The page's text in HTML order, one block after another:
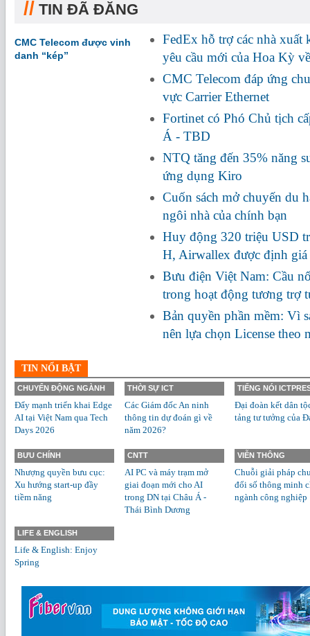
// TIN ĐÃ ĐĂNG
CMC Telecom được vinh
danh “kép”
FedEx hỗ trợ các nhà xuất
yêu cầu mới của Hoa Kỳ
CMC Telecom đáp ứng
vực Carrier Ethernet
Fortinet có Phó Chủ tịch
Á - TBD
NTQ tăng đến 35% năng
ứng dụng Kiro
Cuốn sách mở chuyến du
ngôi nhà của chính bạn
Huy động 320 triệu USD
H, Airwallex được định
Bưu điện Việt Nam: Cầu
trong hoạt động tương trợ
Bản quyền phần mềm: Vì
nên lựa chọn License theo
TIN NỔI BẬT
CHUYỂN ĐỘNG NGÀNH
Đẩy mạnh triển khai Edge
AI tại Việt Nam qua Tech
Days 2026
THỜI SỰ ICT
Các Giám đốc An ninh
thông tin dự đoán gì về
năm 2026?
TIẾNG NÓI
Đại đoàn kết dân
tảng tư tưởng của
BƯU CHÍNH
Nhượng quyền bưu cục:
Xu hướng start-up đầy
tiềm năng
CNTT
AI PC và máy trạm mở
giai đoạn mới cho AI
trong DN tại Châu Á -
Thái Bình Dương
VIỄN THÔNG
Chuỗi giải pháp
đổi số thông minh
ngành công nghiệp
LIFE & ENGLISH
Life & English: Enjoy
Spring